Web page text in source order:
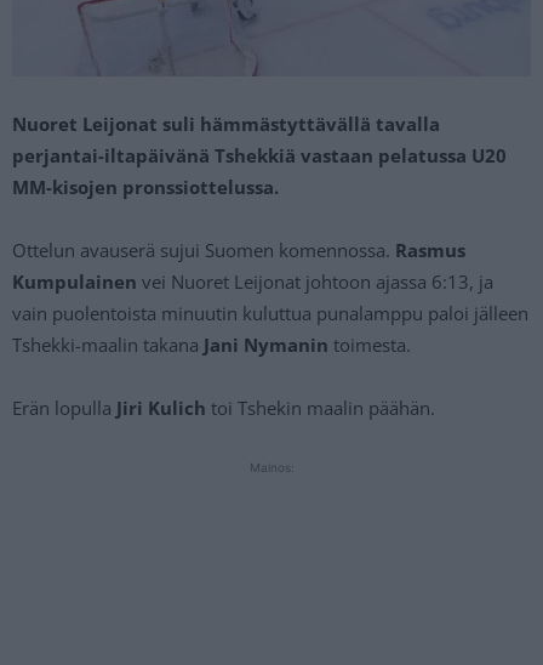
Nuoret Leijonat suli hämmästyttävällä tavalla
perjantai-iltapäivänä Tshekkiä vastaan pelatussa U20
MM-kisojen pronssiottelussa.
Ottelun avauserä sujui Suomen komennossa. Rasmus
Kumpulainen vei Nuoret Leijonat johtoon ajassa 6:13, ja
vain puolentoista minuutin kuluttua punalamppu paloi jälleen
Tshekki-maalin takana Jani Nymanin toimesta.
Erän lopulla Jiri Kulich toi Tshekin maalin päähän.
Mainos: